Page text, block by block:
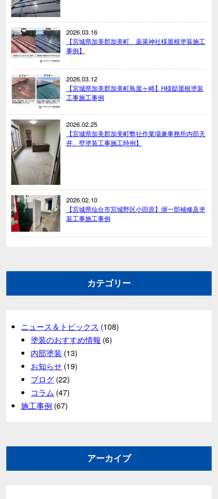
2026.03.16
【宮城県加美郡加美町、薬萊神社様屋根塗装施工
事例】
2026.03.12
【宮城県加美郡加美町鳥屋ヶ崎】H様邸屋根塗装
工事施工事例
2026.02.25
【宮城県加美郡加美町弊社作業場兼事務所内部天
井、壁塗装工事施工時例】
2026.02.10
【宮城県仙台市宮城野区小田原】塀一部補修及塗
装工事施工事例
カテゴリー
ニュース＆トピックス (108)
塗装のおすすめ情報 (6)
内部塗装 (13)
お知らせ (19)
ブログ (22)
コラム (47)
施工事例 (67)
アーカイブ